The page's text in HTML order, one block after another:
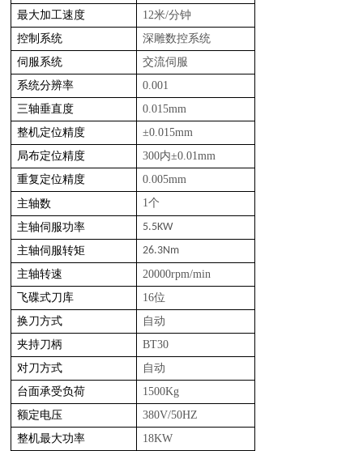
最大加工速度
12米/分钟
控制系统
深雕数控系统
伺服系统
交流伺服
系统分辨率
0.001
三轴垂直度
0.015mm
整机定位精度
±0.015mm
局布定位精度
300内±0.01mm
重复定位精度
0.005mm
主轴数
1个
主轴伺服功率
5.5KW
主轴伺服转矩
26.3Nm
主轴转速
20000rpm/min
飞碟式刀库
16位
换刀方式
自动
夹持刀柄
BT30
对刀方式
自动
台面承受负荷
1500Kg
额定电压
380V/50HZ
整机最大功率
18KW